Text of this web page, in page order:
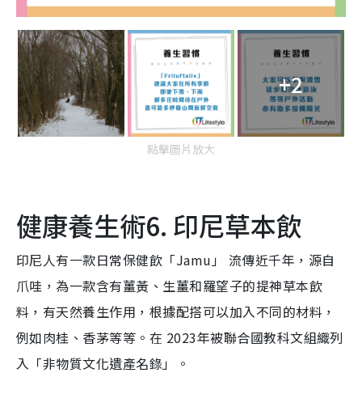
+2
點擊圖片放大
健康養生術6. 印尼草本飲
印尼人有一款日常保健飲「Jamu」 流傳近千年，源自
爪哇，為一款含有薑黃、生薑和羅望子的提神草本飲
料，有天然養生作用，根據配搭可以加入不同的材料，
例如肉桂、香茅等等。在 2023年被聯合國教科文組織列
入「非物質文化遺產名錄」。